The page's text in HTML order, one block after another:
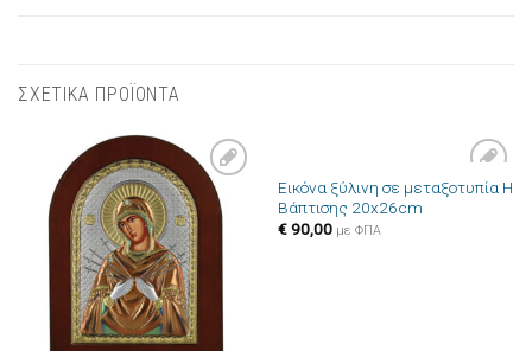
ΣΧΕΤΙΚΑ ΠΡΟΪΟΝΤΑ
Πρόσθήκη
στην λίστα
επιθυμιών
Πρόσθήκη
Εικόνα ξύλινη σε μεταξοτυπία Η
Βάπτισης 20x26cm
€90,00 με ΦΠΑ